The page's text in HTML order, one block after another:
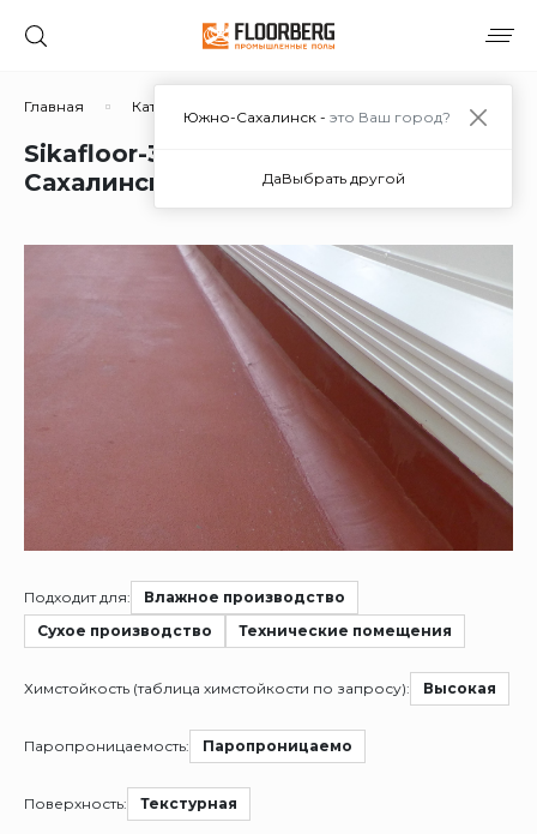
Главная Каталог решений Полимерцементные
Sikafloor-31 PurCem в Южно-
Сахалинске
Подходит для:
Влажное производство
Сухое производство
Технические помещения
Химстойкость (таблица химстойкости по запросу): Высокая
Паропроницаемость: Паропроницаемо
Поверхность: Текстурная
Южно-Сахалинск - это Ваш город?
ДаВыбрать другой